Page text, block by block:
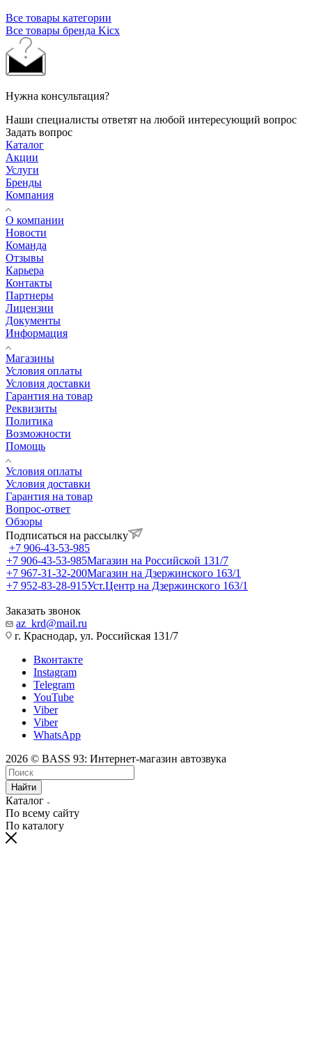
Все товары категории
Все товары бренда Kicx
Нужна консультация?
Наши специалисты ответят на любой интересующий вопрос
Задать вопрос
Каталог
Акции
Услуги
Бренды
Компания
О компании
Новости
Команда
Отзывы
Карьера
Контакты
Партнеры
Лицензии
Документы
Информация
Магазины
Условия оплаты
Условия доставки
Гарантия на товар
Реквизиты
Политика
Возможности
Помощь
Условия оплаты
Условия доставки
Гарантия на товар
Вопрос-ответ
Обзоры
Подписаться на рассылку
+7 906-43-53-985
+7 906-43-53-985Магазин на Российской 131/7
+7 967-31-32-200Магазин на Дзержинского 163/1
+7 952-83-28-915Уст.Центр на Дзержинского 163/1
Заказать звонок
az_krd@mail.ru
г. Краснодар, ул. Российская 131/7
Вконтакте
Instagram
Telegram
YouTube
Viber
Viber
WhatsApp
2026 © BASS 93: Интернет-магазин автозвука
Найти
Каталог
По всему сайту
По каталогу